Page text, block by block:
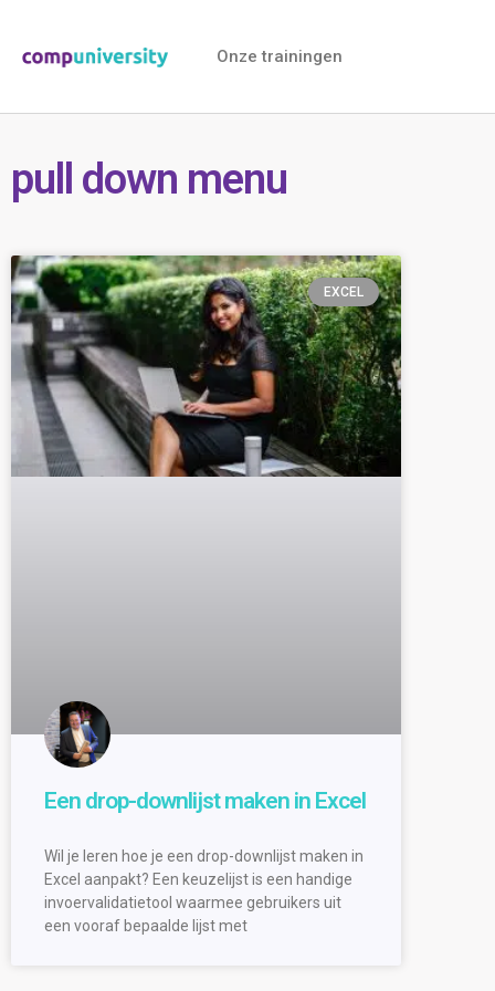
Onze trainingen
pull down menu
EXCEL
Een drop-downlijst maken in Excel
Wil je leren hoe je een drop-downlijst maken in
Excel aanpakt? Een keuzelijst is een handige
invoervalidatietool waarmee gebruikers uit
een vooraf bepaalde lijst met